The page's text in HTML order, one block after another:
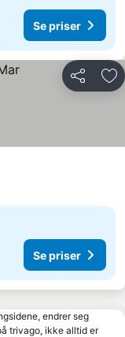
Se priser
Del
Se priser
endrer seg
trivago, ikke alltid er